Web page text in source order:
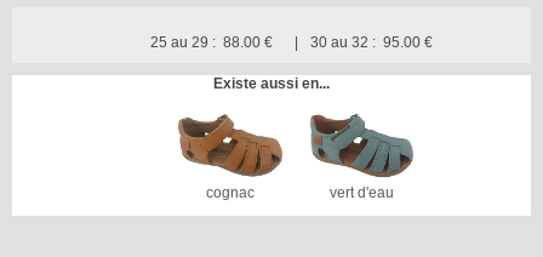
25 au 29 : 88.00 € 30 au 32 : 95.00 €
Existe aussi en...
cognac vert d'eau